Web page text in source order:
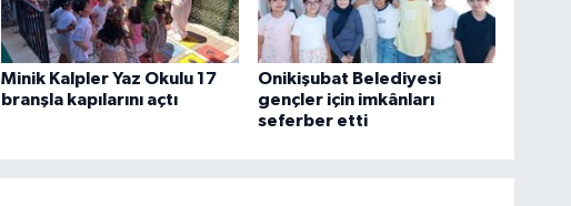
Minik Kalpler Yaz Okulu 17
branşla kapılarını açtı
Onikişubat Belediyesi
gençler için imkânları
seferber etti